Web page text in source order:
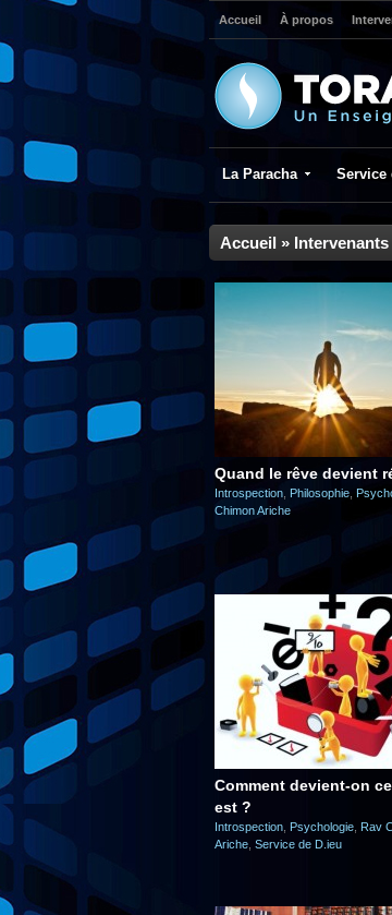
Accueil À propos
La Paracha Service
Accueil » Intervenants
Quand le rêve devient
Introspection Philosophie
Chimon Ariche
Comment devient-on
est ?
Introspection Psychologie Rav
Ariche Service de D.ieu